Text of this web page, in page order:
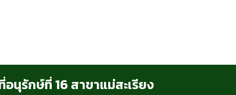
นุรักษ์ที่ 16 สาขาแม่สะเรียง